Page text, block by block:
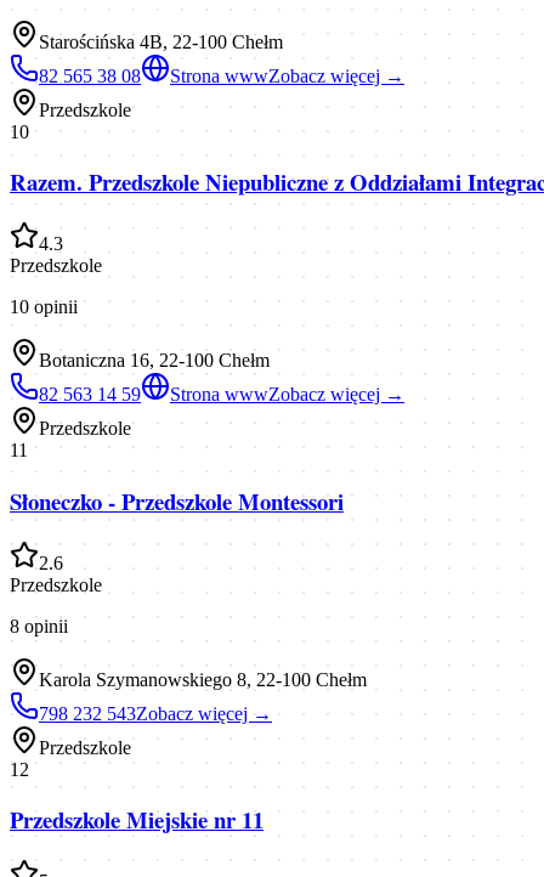
Starościńska 4B, 22-100 Chełm
82 565 38 08
Strona wwwZobacz więcej →
Przedszkole
10
Razem. Przedszkole Niepubliczne z Oddziałami
4.3
Przedszkole
10 opinii
Botaniczna 16, 22-100 Chełm
82 563 14 59
Strona wwwZobacz więcej →
Przedszkole
11
Słoneczko - Przedszkole Montessori
2.6
Przedszkole
8 opinii
Karola Szymanowskiego 8, 22-100 Chełm
798 232 543Zobacz więcej →
Przedszkole
12
Przedszkole Miejskie nr 11